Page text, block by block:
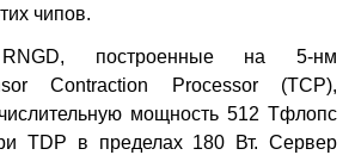
чипов.
RNGD, построенные на 5-нм
Contraction Processor (TCP),
мощность 512 Тфлопс
TDP в пределах 180 Вт. Сервер